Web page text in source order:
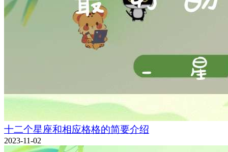
十二个星座和相应格格的简要介绍
2023-11-02